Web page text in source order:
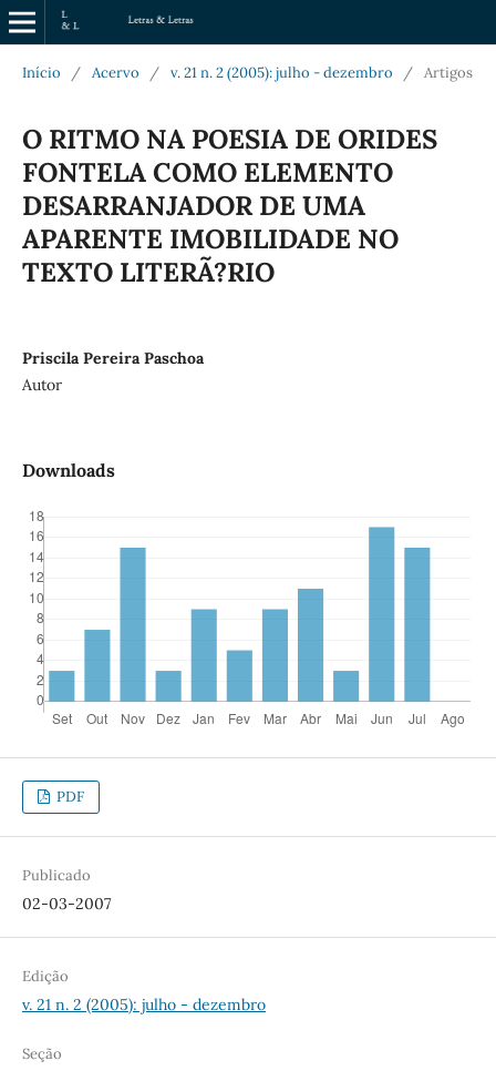
Início / Acervo / v. 21 n. 2 (2005): julho - dezembro / Artigos
O RITMO NA POESIA DE ORIDES
FONTELA COMO ELEMENTO
DESARRANJADOR DE UMA
APARENTE IMOBILIDADE NO
TEXTO LITERÃ?RIO
Priscila Pereira Paschoa
Autor
Downloads
PDF
Publicado
02-03-2007
Edição
v. 21 n. 2 (2005): julho - dezembro
Seção